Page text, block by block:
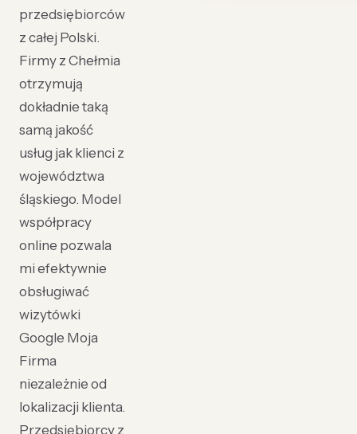
przedsiębiorców
z całej Polski.
Firmy z Chełmia
otrzymują
dokładnie taką
samą jakość
usług jak klienci z
województwa
śląskiego. Model
współpracy
online pozwala
mi efektywnie
obsługiwać
wizytówki
Google Moja
Firma
niezależnie od
lokalizacji klienta.
Przedsiębiorcy z